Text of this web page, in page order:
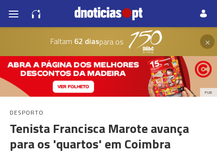
Faltam 62 diaspara os ×
PUB
DESPORTO
Tenista Francisca Marote avança
para os 'quartos' em Coimbra